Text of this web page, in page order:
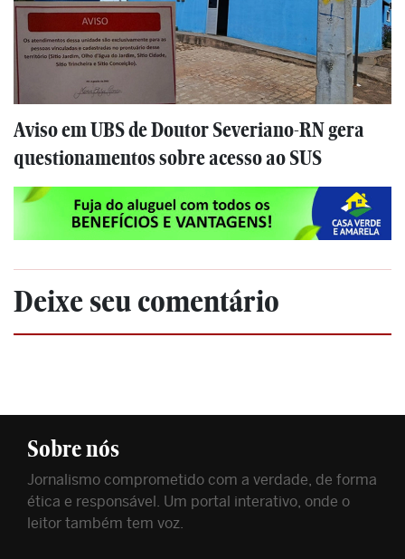
Aviso em UBS de Doutor Severiano-RN gera
questionamentos sobre acesso ao SUS
Deixe seu comentário
Sobre nós
Jornalismo comprometido com a verdade, de forma
ética e responsável. Um portal interativo, onde o
leitor também tem voz.